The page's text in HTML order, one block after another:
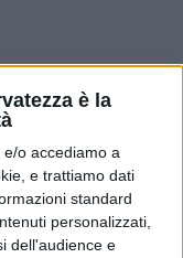
è la
o accediamo a
e trattiamo dati
standard
personalizzati,
dell'audience e
della crisi